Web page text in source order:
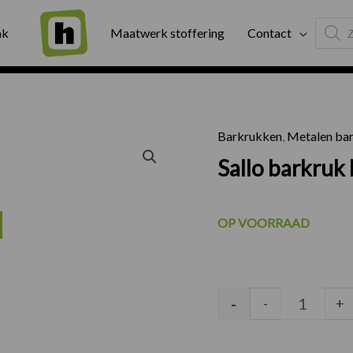
Maatwerk stoffering Contact
search
Binnen twee werkdagen geleverd
Barkrukken, Metalen
Sallo barkruk
OP VOORRAAD
Sallo
- - +